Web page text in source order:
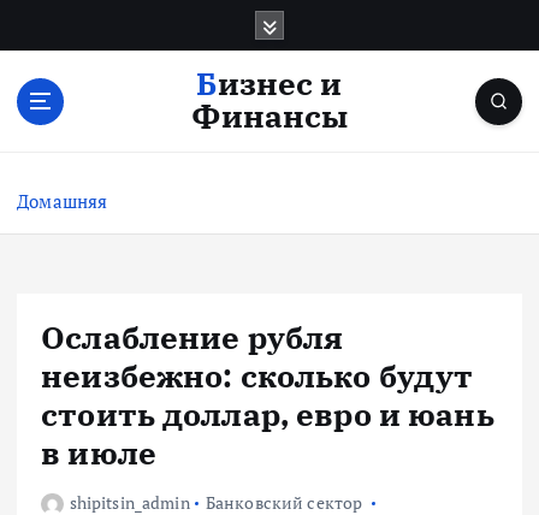
с
Бизнес и
Финансы
Домашняя
Ослабление рубля
неизбежно: сколько будут
стоить доллар, евро и юань
в июле
shipitsin_admin
Банковский сектор